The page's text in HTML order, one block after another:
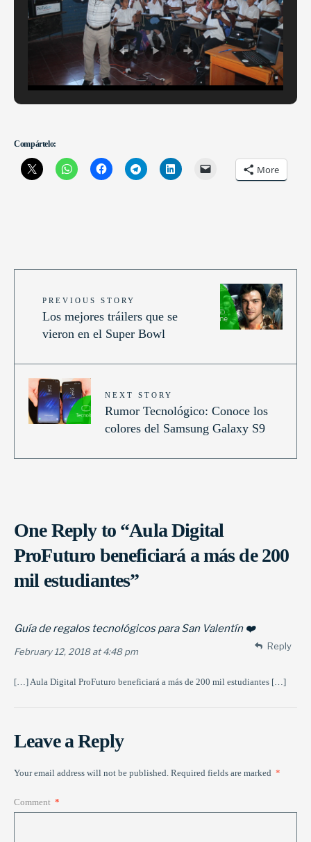
Compártelo:
More
PREVIOUS STORY
Los mejores tráilers que se
vieron en el Super Bowl
NEXT STORY
Rumor Tecnológico: Conoce los
colores del Samsung Galaxy S9
One Reply to “Aula Digital
ProFuturo beneficiará a más de 200
mil estudiantes”
Guía de regalos tecnológicos para San Valentín ❤️
February 12, 2018 at 4:48 pm
[…] Aula Digital ProFuturo beneficiará a más de 200 mil estudiantes […]
Reply
Leave a Reply
Your email address will not be published. Required fields are marked *
Comment *